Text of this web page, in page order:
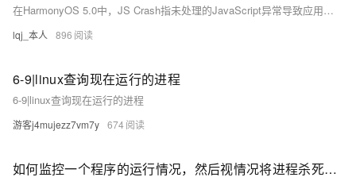
在HarmonyOS 5.0中，JS Crash指未处理的JavaScript异常导致应用意外退出。本文详细介绍如何分析JS Crash，包括异常捕获、日志分析和典型案例，帮助开发者定位问题、修复错误，提升应用稳定性。通过DevEco Studio收集日志，结合HiChecker工具，有效解决JS Crash问题。
lqj_本人 896
6-9|linux查询现在运行的进程
6-9|linux查询现在运行的进程
游客j4mujezz7vm7y 674
如何监控一个程序的运行情况，然后视情况将进程杀死并重启